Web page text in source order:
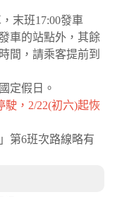
末班17:00發車
車的站點外，其餘
間，請乘客提前到
定假日。
駛，2/22(初六)起恢
第6班次路線略有